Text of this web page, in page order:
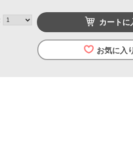
カートに
お気に入